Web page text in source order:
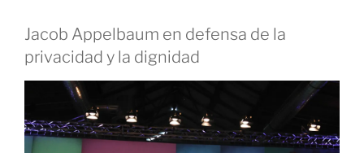
Jacob Appelbaum en defensa de la
privacidad y la dignidad